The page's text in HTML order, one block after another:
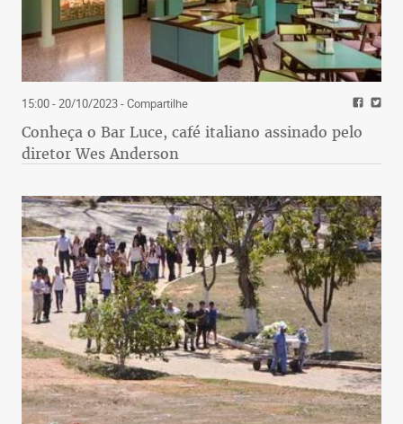
15:00 - 20/10/2023- Compartilhe
Conheça o Bar Luce, café italiano assinado pelo
diretor Wes Anderson